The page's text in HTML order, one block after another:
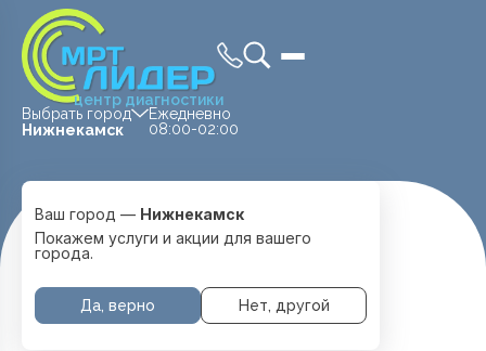
центр диагностики
Выбрать город
Нижнекамск
Ежедневно
08:00-02:00
Ваш город — Нижнекамск
Покажем услуги и акции для вашего
города.
Да, верно Нет, другой
Главная О Компании
О КОМПАНИИ